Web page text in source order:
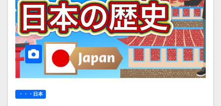
・・・日本